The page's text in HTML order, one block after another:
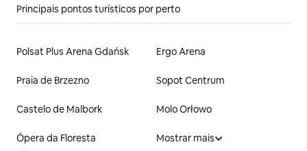
Principais pontos turísticos por perto
Polsat Plus Arena Gdańsk Ergo Arena
Praia de Brzezno Sopot Centrum
Castelo de Malbork Molo Orłowo
Ópera da Floresta Mostrar mais